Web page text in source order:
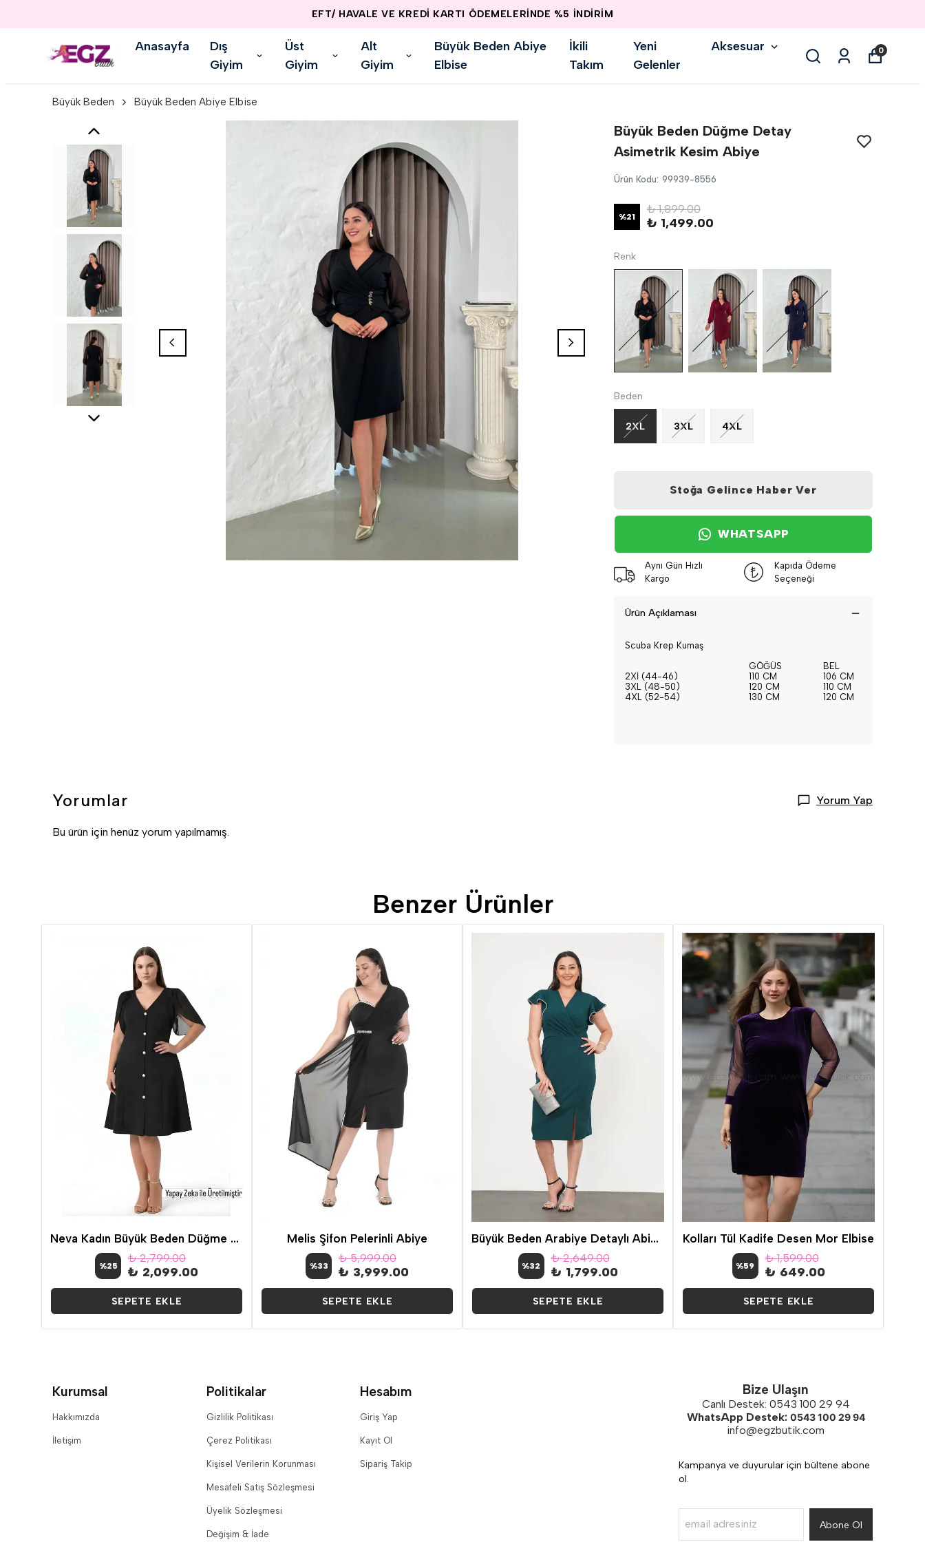
EFT/ HAVALE VE KREDİ KARTI ÖDEMELERİNDE %5 İNDİRİM
Anasayfa
Dış
Giyim
Üst
Giyim
Alt
Giyim
Büyük Beden Abiye
Elbise
İkili
Takım
Yeni
Gelenler
Aksesuar 0
Büyük Beden Büyük Beden Abiye Elbise
Büyük Beden Düğme Detay
Asimetrik Kesim Abiye
Ürün Kodu: 99939-8556
%21
₺ 1,899.00
₺ 1,499.00
Renk
Beden
2XL 3XL 4XL
Stoğa Gelince Haber Ver
WHATSAPP
Aynı Gün Hızlı
Kargo
Kapıda Ödeme
Seçeneği
Ürün Açıklaması
Scuba Krep Kumaş
GÖĞÜS
BEL
2Xİ (44-46)
110 CM 106 CM
3XL (48-50)
120 CM 110 CM
4XL (52-54)
130 CM 120 CM
Yorumlar Yorum Yap
Bu ürün için henüz yorum yapılmamış.
Benzer Ürünler
Neva Kadın Büyük Beden Düğme Detay Abiye Elbise Siyah
%25
₺ 2,799.00
₺ 2,099.00
SEPETE EKLE
Melis Şifon Pelerinli Abiye
%33
₺ 5,999.00
₺ 3,999.00
SEPETE EKLE
Büyük Beden Arabiye Detaylı Abiye Zümrüt Yeşili
%32
₺ 2,649.00
₺ 1,799.00
SEPETE EKLE
Kolları Tül Kadife Desen Mor Elbise
%59
₺ 1,599.00
₺ 649.00
SEPETE EKLE
Kurumsal
Hakkımızda
İletişim
Politikalar
Gizlilik Politikası
Çerez Politikası
Kişisel Verilerin Korunması
Mesafeli Satış Sözleşmesi
Üyelik Sözleşmesi
Değişim & İade
Hesabım
Giriş Yap
Kayıt Ol
Sipariş Takip
Bize Ulaşın
Canlı Destek: 0543 100 29 94
WhatsApp Destek: 0543 100 29 94
info@egzbutik.com
Kampanya ve duyurular için bültene abone
ol.
Abone Ol